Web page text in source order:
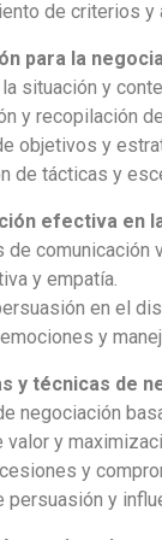
de criterios y
para la
situación y
y recopilación
objetivos y
de tácticas y
efectiva en
de comunicación
y empatía.
en el
y
y técnicas de
negociación
valor y
y
persuasión y